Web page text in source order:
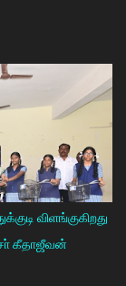
விளங்குகிறது
கீதாஜீவன்